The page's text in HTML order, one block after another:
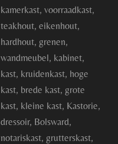
kamerkast, voorraadkast,
teakhout, eikenhout,
hardhout, grenen,
wandmeubel, kabinet,
kast, kruidenkast, hoge
kast, brede kast, grote
kast, kleine kast, Kastorie,
dressoir, Bolsward,
notariskast, grutterskast,